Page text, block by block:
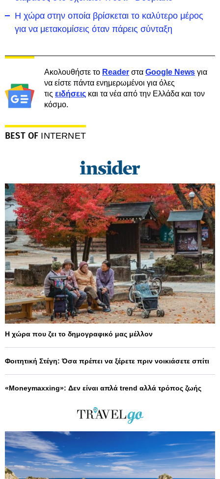
Η χώρα στην οποία βρίσκεται το καλύτερο μέρος
για να μετακομίσεις όταν πάρεις σύνταξη
Ακολουθήστε το Reader στα Google News για
να είστε πάντα ενημερωμένοι για όλες
τις ειδήσεις και τα νέα από την Ελλάδα και τον
κόσμο.
BEST OF INTERNET
Η χώρα που ζει το δημογραφικό μας μέλλον
Φοιτητική Στέγη: Όσα πρέπει να ξέρετε πριν νοικιάσετε σπίτι
«Moneymaxxing»: Δεν είναι απλά trend αλλά τρόπος ζωής